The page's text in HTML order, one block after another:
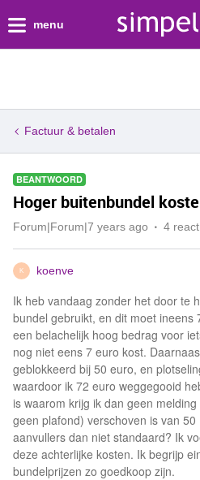
menu
Factuur & betalen
BEANTWOORD
Hoger buitenbundel
Forum|Forum|7 years ago 4
K koenve
Ik heb vandaag zonder het door te
bundel gebruikt, en dit moet ineens
een belachelijk hoog bedrag voor
nog niet eens 7 euro kost.
geblokkeerd bij 50 euro, en
waardoor ik 72 euro weggegooid
is waarom krijg ik dan geen
geen plafond) verschoven is van
aanvullers dan niet standaard? Ik
deze achterlijke kosten. Ik begrijp
bundelprijzen zo goedkoop zijn.